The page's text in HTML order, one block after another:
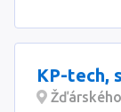
KP-tech,